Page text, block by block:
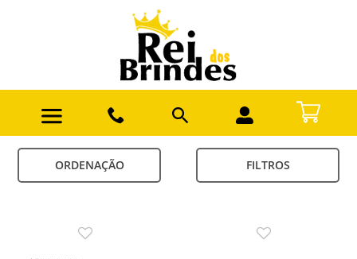
ORDENAÇÃO FILTROS